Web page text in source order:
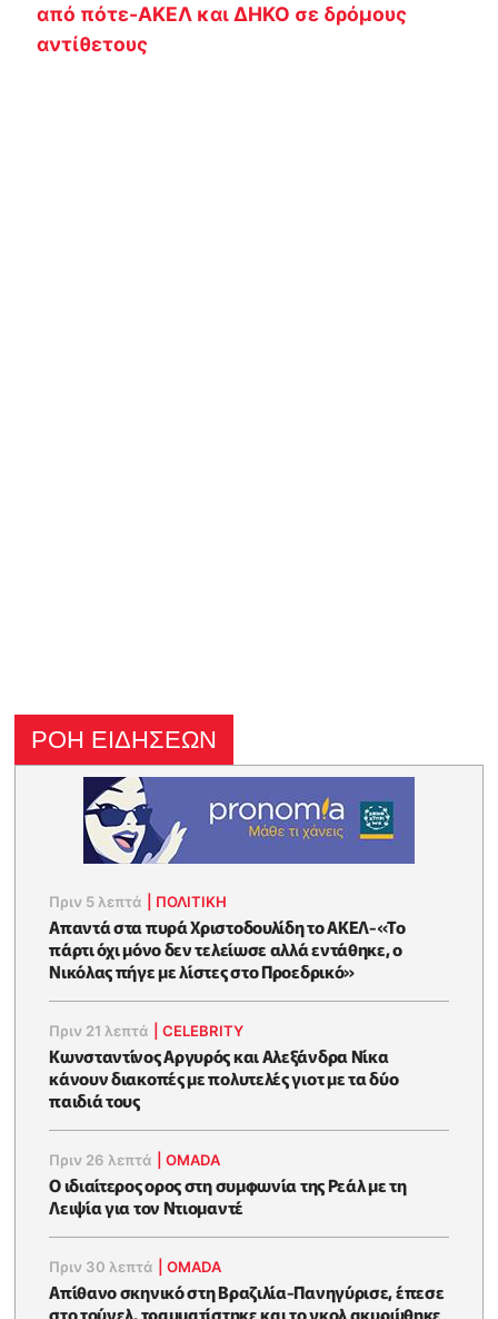
από πότε-ΑΚΕΛ και ΔΗΚΟ σε δρόμους
αντίθετους
ΡΟΗ ΕΙΔΗΣΕΩΝ
Πριν 5 λεπτά ΠΟΛΙΤΙΚΗ
Απαντά στα πυρά Χριστοδουλίδη το ΑΚΕΛ-«Το
πάρτι όχι μόνο δεν τελείωσε αλλά εντάθηκε, ο
Νικόλας πήγε με λίστες στο Προεδρικό»
Πριν 21 λεπτά |CELEBRITY
Κωνσταντίνος Αργυρός και Αλεξάνδρα Νίκα
κάνουν διακοπές με πολυτελές γιοτ με τα δύο
παιδιά τους
Πριν 26 λεπτά |OMADA
Ο ιδιαίτερος ορος στη συμφωνία της Ρεάλ με τη
Λειψία για τον Ντιομαντέ
Πριν 30 λεπτά |OMADA
Απίθανο σκηνικό στη Βραζιλία-Πανηγύρισε, έπεσε
στο τούνελ, τραυματίστηκε και το γκολ ακυρώθηκε